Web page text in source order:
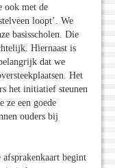
ook met de
loopt’. We
basisscholen. Die
Hiernaast is
dat we
Het
het initiatief steunen
ze een goede
ouders bij
begint